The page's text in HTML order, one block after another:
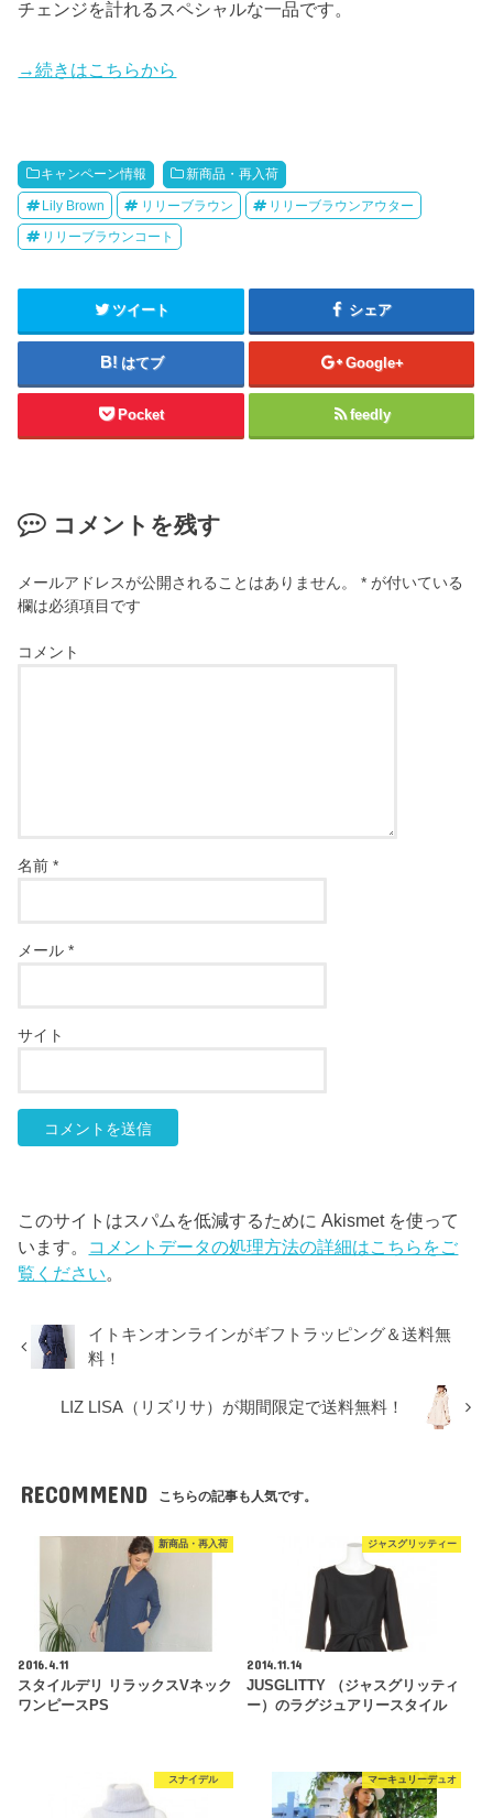
チェンジを計れるスペシャルな一品です。
→続きはこちらから
キャンペーン情報 新商品・再入荷
Lily Brown リリーブラウン リリーブラウンアウター
リリーブラウンコート
ツイート シェア
はてブ Google+
Pocket feedly
コメントを残す
メールアドレスが公開されることはありません。 * が付いている
欄は必須項目です
コメント
名前*
メール*
サイト
このサイトはスパムを低減するために Akismet を使って
います。 コメントデータの処理方法の詳細はこちらをご
覧ください。
イトキンオンラインがギフトラッピング＆送料無
料！
LIZ LISA（リズリサ）が期間限定で送料無料！
RECOMMEND こちらの記事も人気です。
新商品・再入荷
2016.4.11
スタイルデリ リラックスVネック
ワンピースPS
ジャスグリッティー
2014.11.14
JUSGLITTY （ジャスグリッティ
ー）のラグジュアリースタイル
スナイデル マーキュリーデュオ